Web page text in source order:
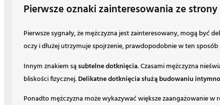
Pierwsze oznaki zainteresowania ze
Pierwsze sygnały, że mężczyzna jest zainteresowany, mogą być
oczy i dłużej utrzymuje spojrzenie, prawdopodobnie w ten
Innym znakiem sąsubtelne dotknięcia. Czasami mężczyzna
bliskości fizycznej.Delikatne dotknięcia służą budowaniu
Ponadto mężczyzna może wykazywać większe zaangażowanie